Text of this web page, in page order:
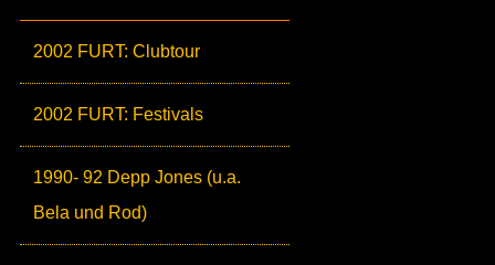
2002 FURT: Clubtour
2002 FURT: Festivals
1990- 92 Depp Jones (u.a.
Bela und Rod)